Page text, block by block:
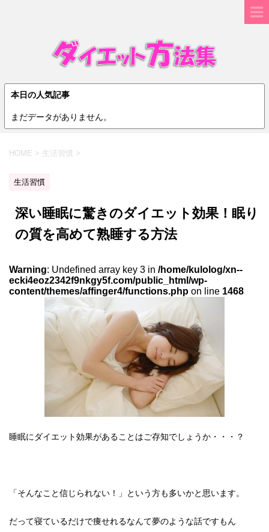
本日の人気記事
まだデータがありません。
HOME > 生活習慣 >
生活習慣
深い睡眠に驚きのダイエット効果！眠り
の質を高めて熟睡する方法
Warning: Undefined array key 3 in /home/kulolog/xn--
ecki4eoz2342f9nkgy5f.com/public_html/wp-
content/themes/affinger4/functions.php on line 1468
睡眠にダイエット効果があることはご存知でしょうか・・・？
「そんなこと信じられない！」という方も多いかと思います。
だって寝ているだけで痩せれるなんて夢のような話ですもん